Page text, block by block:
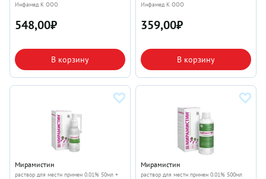
Инфамед К ООО
548,00₽
В корзину
Инфамед К ООО
359,00₽
В корзину
Мирамистин
раствор для местн примен 0.01% 50мл +
Мирамистин
раствор для местн примен 0.01% 500мл